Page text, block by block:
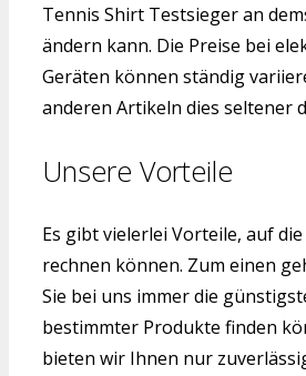
Tennis Shirt Testsieger an
ändern kann. Die Preise bei
Geräten können ständig
anderen Artikeln dies seltener
Unsere Vorteile
Es gibt vielerlei Vorteile, auf die
rechnen können. Zum einen
Sie bei uns immer die
bestimmter Produkte finden
bieten wir Ihnen nur